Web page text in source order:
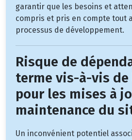
garantir que les besoins et
compris et pris en compte tout
processus de développement.
Risque de
terme vis-à-vis de
pour les mises à
maintenance du
Un inconvénient potentiel